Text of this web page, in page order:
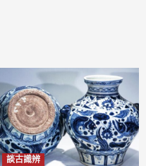
談古識辨